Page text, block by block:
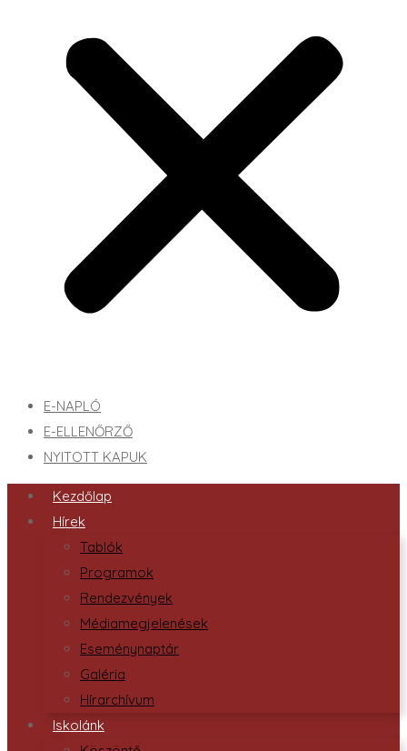
E-NAPLÓ
E-ELLENŐRZŐ
NYITOTT KAPUK
Kezdőlap
Hírek
Tablók
Programok
Rendezvények
Médiamegjelenések
Eseménynaptár
Galéria
Hírarchívum
Iskolánk